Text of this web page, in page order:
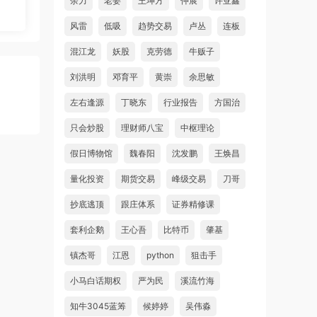
风雷 低吸 趋势交易 卢丛 连板
混江龙 妖股 克劳德 牛贩子
刘洪明 邓育平 黄崇 余思敏
左右逢源 丁晓东 行业报告 方国治
只会炒股 理财师八宝 中枢理论
假日博物馆 魏春阳 沈发鹏 王焕昌
量化投资 期货交易 峰级交易 刀哥
抄底逃顶 跟庄体系 证券精修课
套利企鹅 王心吾 比特币 肇基
镇杰哥 江恩 python 狙击手
小马白话期权 严为民 溪流竹海
知牛3045蓝筹 候婷婷 吴伟淼